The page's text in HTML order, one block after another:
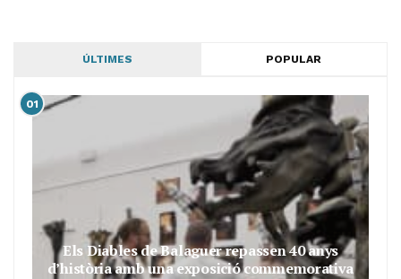
ÚLTIMES POPULAR
01
Els Diables de Balaguer repassen 40 anys
d’història amb una exposició commemorativa